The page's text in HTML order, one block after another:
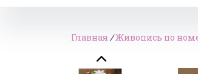
Главная /Живопись по